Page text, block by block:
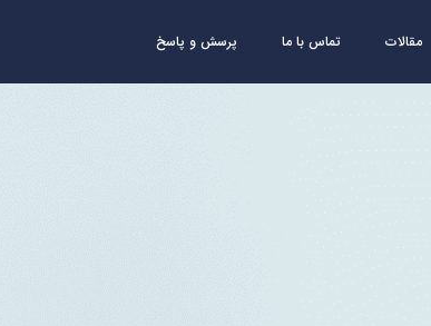
مقالات تماس با ما پرسش و پاسخ